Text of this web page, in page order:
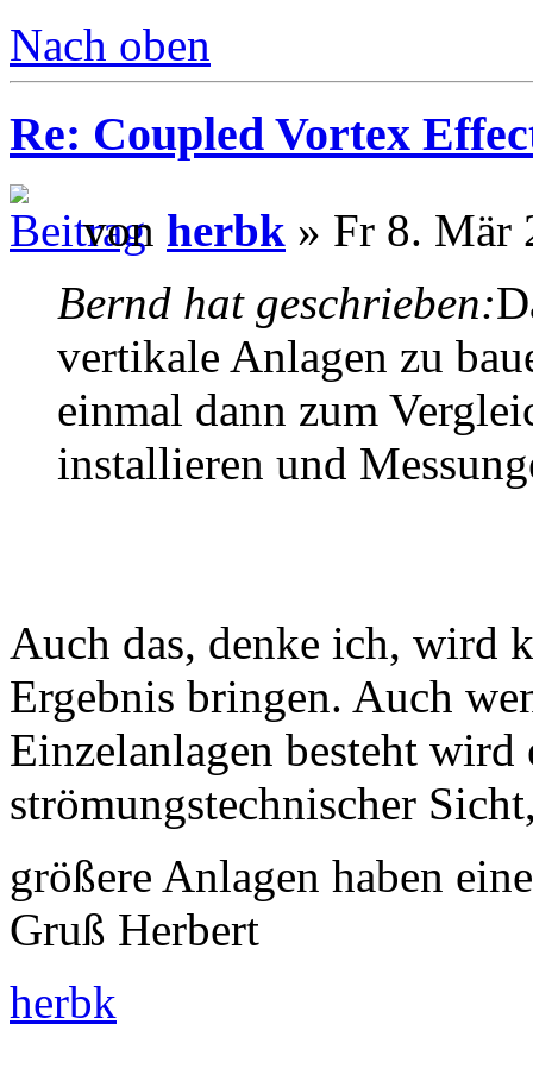
Nach oben
Re: Coupled Vortex
von herbk » Fr 8. Mär
Bernd hat geschrieben:
vertikale Anlagen zu
einmal dann zum
installieren und
Auch das, denke ich, wird
Ergebnis bringen. Auch
Einzelanlagen besteht
strömungstechnischer
größere Anlagen haben
Gruß Herbert
herbk